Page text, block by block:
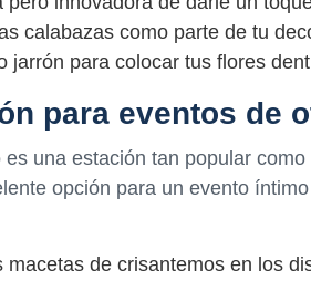
calabazas como parte de tu
jarrón para colocar tus flores
para eventos de
una estación tan popular
opción para un evento
macetas de crisantemos en los